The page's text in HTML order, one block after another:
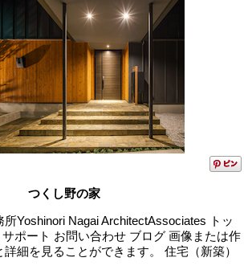
つくし野の家
Yoshinori Nagai ArchitectAssociates トッ
ポート お問い合わせ ブログ 画像または作
細を見ることができます。 住宅（新築）